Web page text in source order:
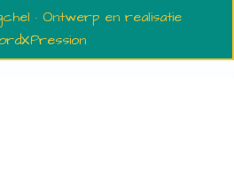
· Ontwerp en realisatie